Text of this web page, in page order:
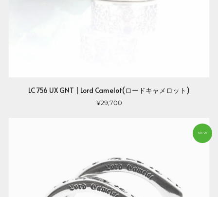
LC 756 UX GNT | Lord Camelot(ロードキャメロット)
¥29,700
NEW